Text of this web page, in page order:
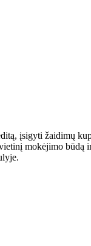
įsigyti žaidimų
mokėjimo